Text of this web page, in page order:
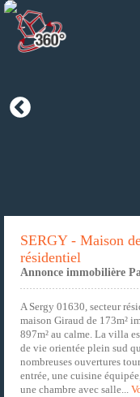
SERGY - Maison
résidentiel
Annonce immobilière
A Sergy 01630, secteur
maison Giraud de 173m²
897m² au calme. La villa
de vie orientée plein sud
nombreuses ouvertures
entrée, une cuisine
une chambre avec salle...